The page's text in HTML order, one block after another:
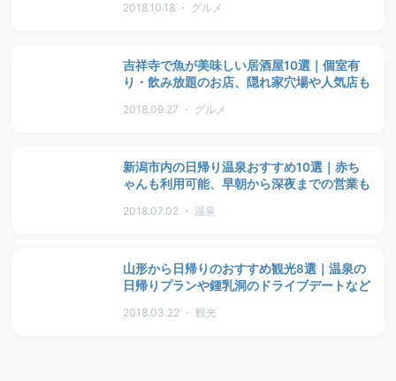
2018.10.18 ・ グルメ
吉祥寺で魚が美味しい居酒屋10選｜個室有
り・飲み放題のお店、隠れ家穴場や人気店も
2018.09.27 ・ グルメ
新潟市内の日帰り温泉おすすめ10選｜赤ち
ゃんも利用可能、早朝から深夜までの営業も
2018.07.02 ・ 温泉
山形から日帰りのおすすめ観光8選｜温泉の
日帰りプランや鍾乳洞のドライブデートなど
2018.03.22 ・ 観光